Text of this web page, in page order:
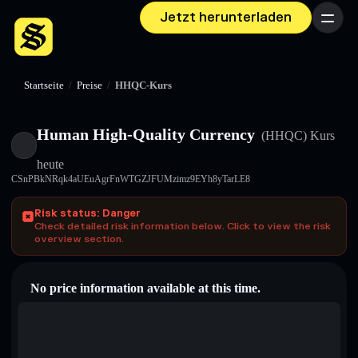
Jetzt herunterladen Menü
Startseite / Preise / HHQC-Kurs
Human High-Quality Currency (HHQC) Kurs
heute
CSnPBkNRqk4aUEuAgrFnWTGZJFUMzimz9EYh8yTarLE8
Risk status: Danger
Check detailed risk information below. Click to view the risk
overview section.
No price information available at this time.